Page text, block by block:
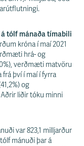
tólf mánaða tímabili
króna í maí 2021
hrá- og
verðmæti matvöru
því í maí í fyrra
og
liðir tóku minni
var 823,1 milljarður
mánuði þar á